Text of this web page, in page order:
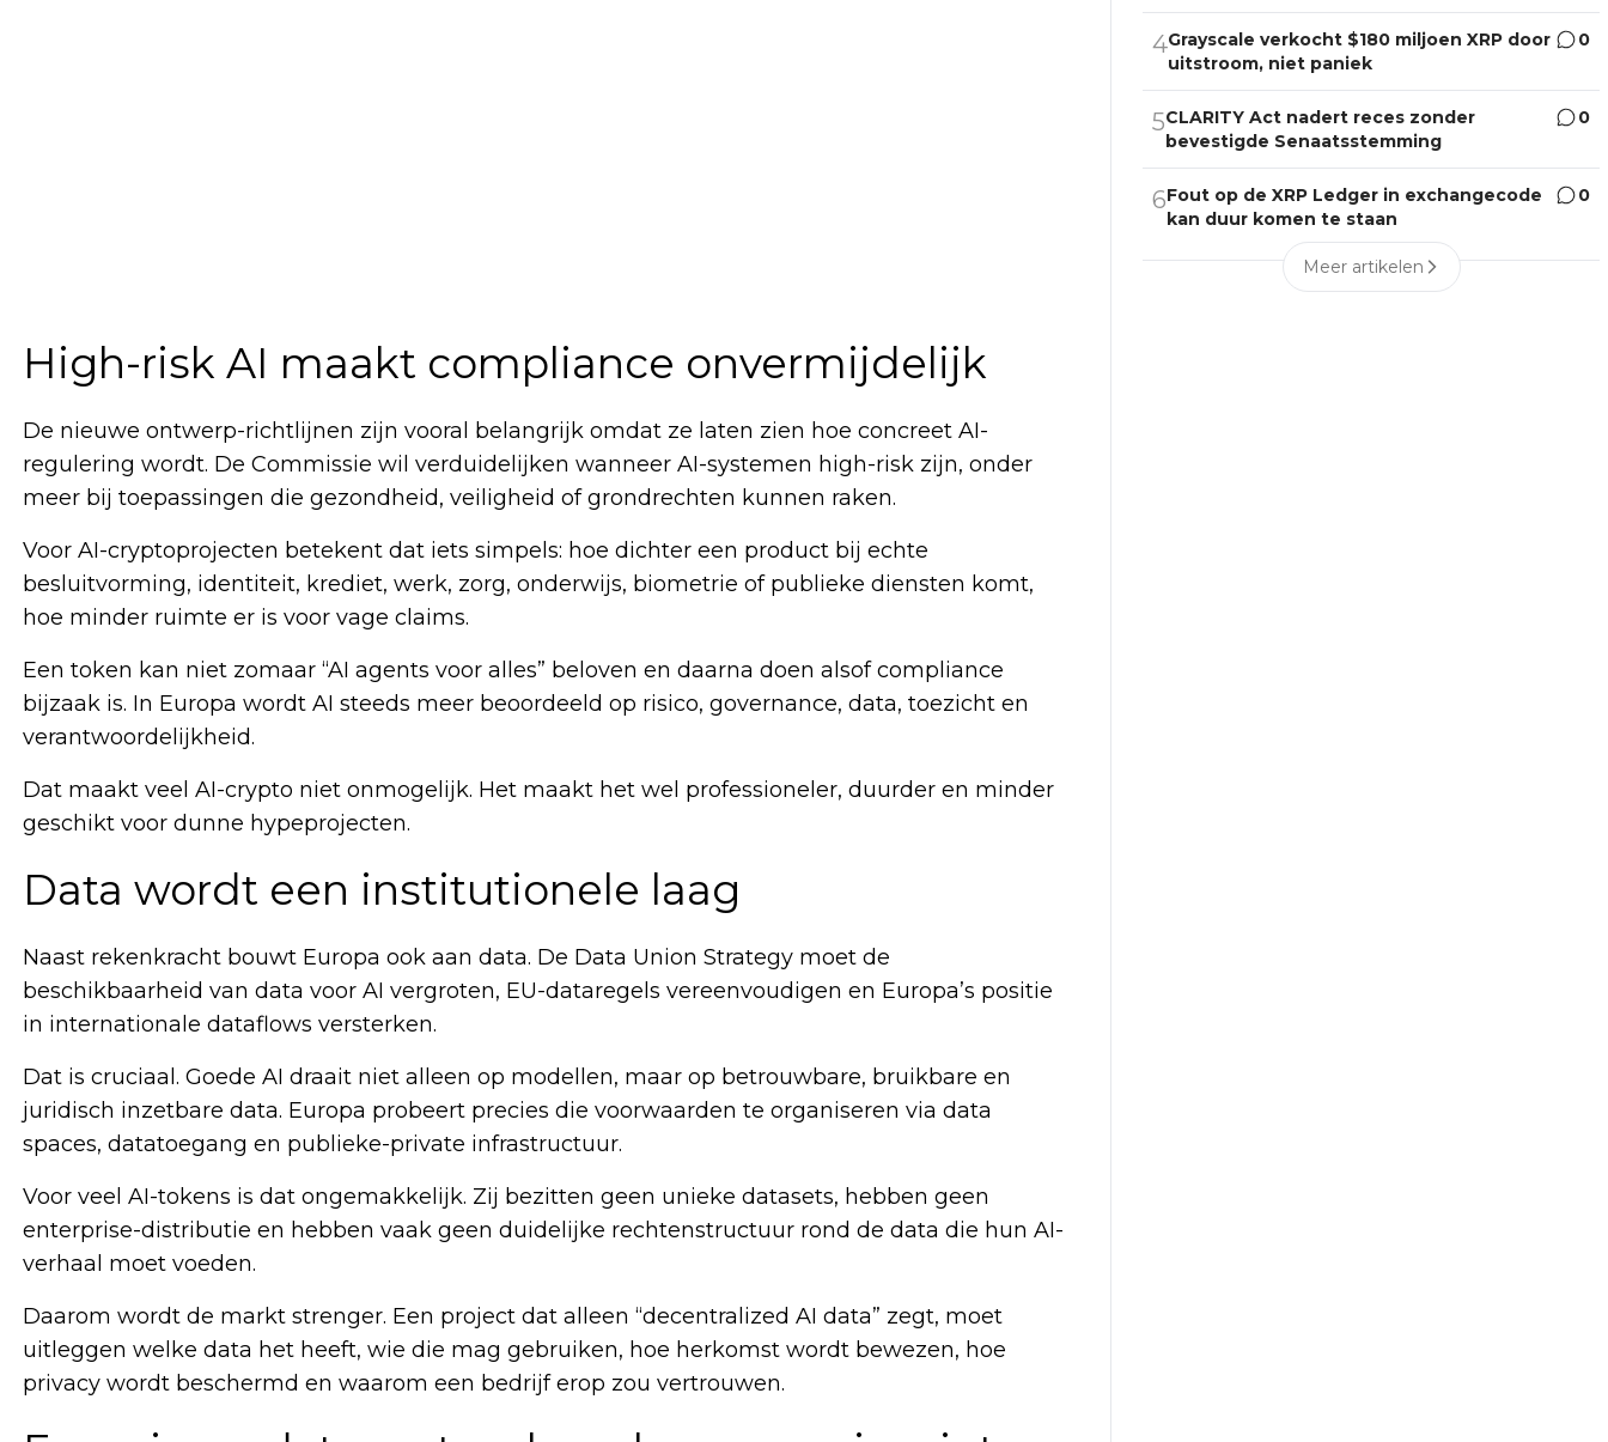
High-risk AI maakt compliance onvermijdelijk
De nieuwe ontwerp-richtlijnen zijn vooral belangrijk omdat ze laten zien hoe concreet AI-
regulering wordt. De Commissie wil verduidelijken wanneer AI-systemen high-risk zijn, onder
meer bij toepassingen die gezondheid, veiligheid of grondrechten kunnen raken.
Voor AI-cryptoprojecten betekent dat iets simpels: hoe dichter een product bij echte
besluitvorming, identiteit, krediet, werk, zorg, onderwijs, biometrie of publieke diensten komt,
hoe minder ruimte er is voor vage claims.
Een token kan niet zomaar “AI agents voor alles” beloven en daarna doen alsof compliance
bijzaak is. In Europa wordt AI steeds meer beoordeeld op risico, governance, data, toezicht en
verantwoordelijkheid.
Dat maakt veel AI-crypto niet onmogelijk. Het maakt het wel professioneler, duurder en minder
geschikt voor dunne hypeprojecten.
Data wordt een institutionele laag
Naast rekenkracht bouwt Europa ook aan data. De Data Union Strategy moet de
beschikbaarheid van data voor AI vergroten, EU-dataregels vereenvoudigen en Europa’s positie
in internationale dataflows versterken.
Dat is cruciaal. Goede AI draait niet alleen op modellen, maar op betrouwbare, bruikbare en
juridisch inzetbare data. Europa probeert precies die voorwaarden te organiseren via data
spaces, datatoegang en publieke-private infrastructuur.
Voor veel AI-tokens is dat ongemakkelijk. Zij bezitten geen unieke datasets, hebben geen
enterprise-distributie en hebben vaak geen duidelijke rechtenstructuur rond de data die hun AI-
verhaal moet voeden.
Daarom wordt de markt strenger. Een project dat alleen “decentralized AI data” zegt, moet
uitleggen welke data het heeft, wie die mag gebruiken, hoe herkomst wordt bewezen, hoe
privacy wordt beschermd en waarom een bedrijf erop zou vertrouwen.
4Grayscale verkocht $180 miljoen XRP door
uitstroom, niet paniek
0
5CLARITY Act nadert reces zonder
bevestigde Senaatsstemming
0
6Fout op de XRP Ledger in exchangecode
kan duur komen te staan
0
Meer artikelen